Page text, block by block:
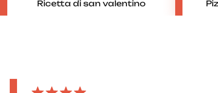
Ricetta di san valentino